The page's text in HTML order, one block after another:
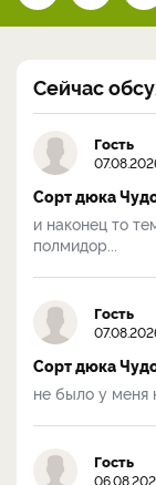
Сейчас
Гость
Сорт дюка
и наконец то
полмидор...
Гость
Сорт дюка
не было у меня
Гость